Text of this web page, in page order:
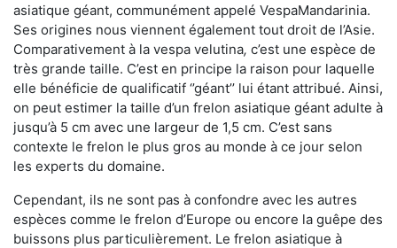
asiatique géant, communément appelé VespaMandarinia.
Ses origines nous viennent également tout droit de l’Asie.
Comparativement à la vespa velutina, c’est une espèce de
très grande taille. C’est en principe la raison pour laquelle
elle bénéficie de qualificatif ‘’géant’’ lui étant attribué. Ainsi,
on peut estimer la taille d’un frelon asiatique géant adulte à
jusqu’à 5 cm avec une largeur de 1,5 cm. C’est sans
contexte le frelon le plus gros au monde à ce jour selon
les experts du domaine.
Cependant, ils ne sont pas à confondre avec les autres
espèces comme le frelon d’Europe ou encore la guêpe des
buissons plus particulièrement. Le frelon asiatique à